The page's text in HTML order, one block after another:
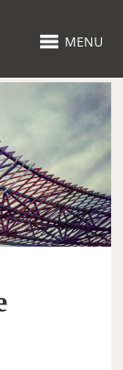
MENU